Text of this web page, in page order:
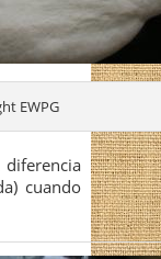
EWPG
diferencia
cuando